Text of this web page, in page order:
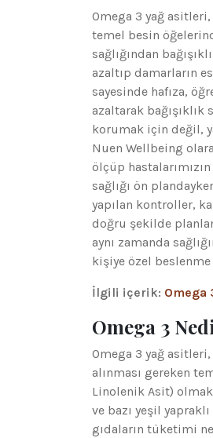
Omega 3 yağ
temel besin
sağlığından
azaltıp damarların
sayesinde hafıza,
azaltarak bağışıklık
korumak için değil,
Nuen Wellbeing
ölçüp
sağlığı ön
yapılan kontroller,
doğru şekilde
aynı zamanda
kişiye özel
İlgili içerik: Omega
Omega 3
Omega 3 yağ
alınması gereken
Linolenik Asit)
ve bazı yeşil
gıdaların tüketimi